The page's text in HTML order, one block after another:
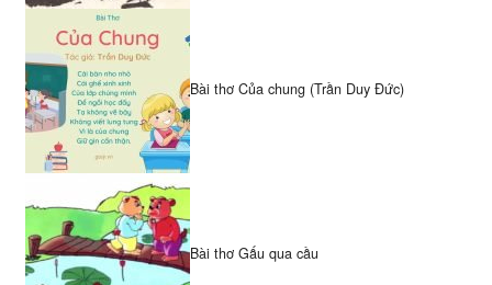
Bài thơ Của chung (Trần Duy Đức)
Bài thơ Gấu qua cầu